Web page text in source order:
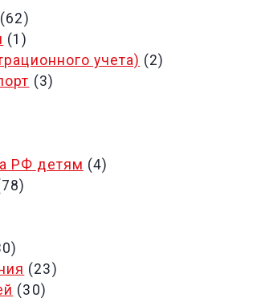
(62)
(1)
учета) (2)
(3)
РФ детям (4)
(23)
(30)